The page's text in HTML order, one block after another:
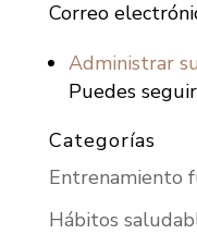
Correo
Administrar
Puedes
Categorías
Entrenamiento
Hábitos